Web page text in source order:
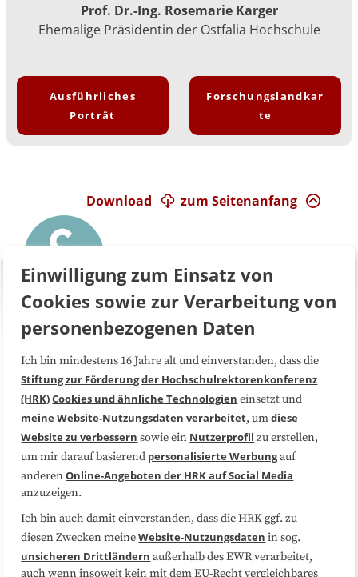
Prof. Dr.-Ing. Rosemarie Karger
Ehemalige Präsidentin der Ostfalia Hochschule
Ausführliches
Porträt
Forschungslandkar
te
zum Seitenanfang
Download
Über uns FAQ
Medienarbeit Kooperationen
Datenschutzerklärung Impressum
Sitemap
Folgen Sie uns
Einwilligung zum Einsatz von
Cookies sowie zur Verarbeitung von
personenbezogenen Daten
Ich bin mindestens 16 Jahre alt und einverstanden, dass die
Stiftung zur Förderung der Hochschulrektorenkonferenz
(HRK)Cookies und ähnliche Technologien einsetzt und
meine Website-Nutzungsdaten verarbeitet, umdiese
Website zu verbessern sowie ein Nutzerprofil zu erstellen,
um mir darauf basierend personalisierte Werbungauf
anderenOnline-Angeboten der HRK auf Social Media
anzuzeigen.
Ich bin auch damit einverstanden, dass die HRK ggf. zu
diesen Zwecken meineWebsite-Nutzungsdaten in sog.
unsicheren Drittländern außerhalb des EWR verarbeitet,
auch wenn insoweit kein mit dem EU-Recht vergleichbares